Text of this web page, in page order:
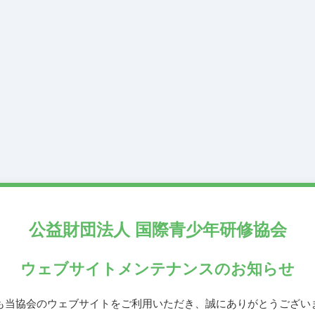
公益財団法人 国際青少年研修協会
ウェブサイトメンテナンスのお知らせ
当協会のウェブサイトをご利用いただき、誠にありがとうござい